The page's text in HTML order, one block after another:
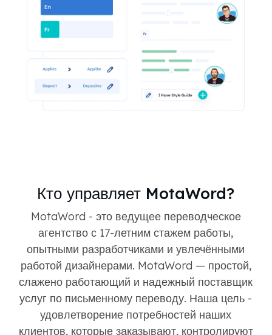
Кто управляет MotaWord?
MotaWord - это ведущее переводческое
агентство с 17-летним стажем работы,
опытными разработчиками и увлечёнными
работой дизайнерами. MotaWord — простой,
слажено работающий и надежный поставщик
услуг по письменному переводу. Наша цель -
удовлетворение потребностей наших
клиентов, которые заказывают, контролируют